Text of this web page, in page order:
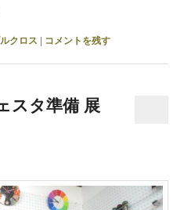
クロス | コメントを残す
スタ準備 展